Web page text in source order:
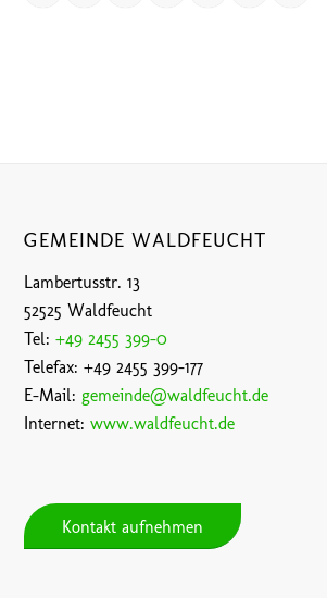
GEMEINDE WALDFEUCHT
Lambertusstr. 13
52525 Waldfeucht
Tel:+49 2455 399-0
Telefax: +49 2455 399-177
E-Mail: gemeinde@waldfeucht.de
Internet:www.waldfeucht.de
Kontakt aufnehmen